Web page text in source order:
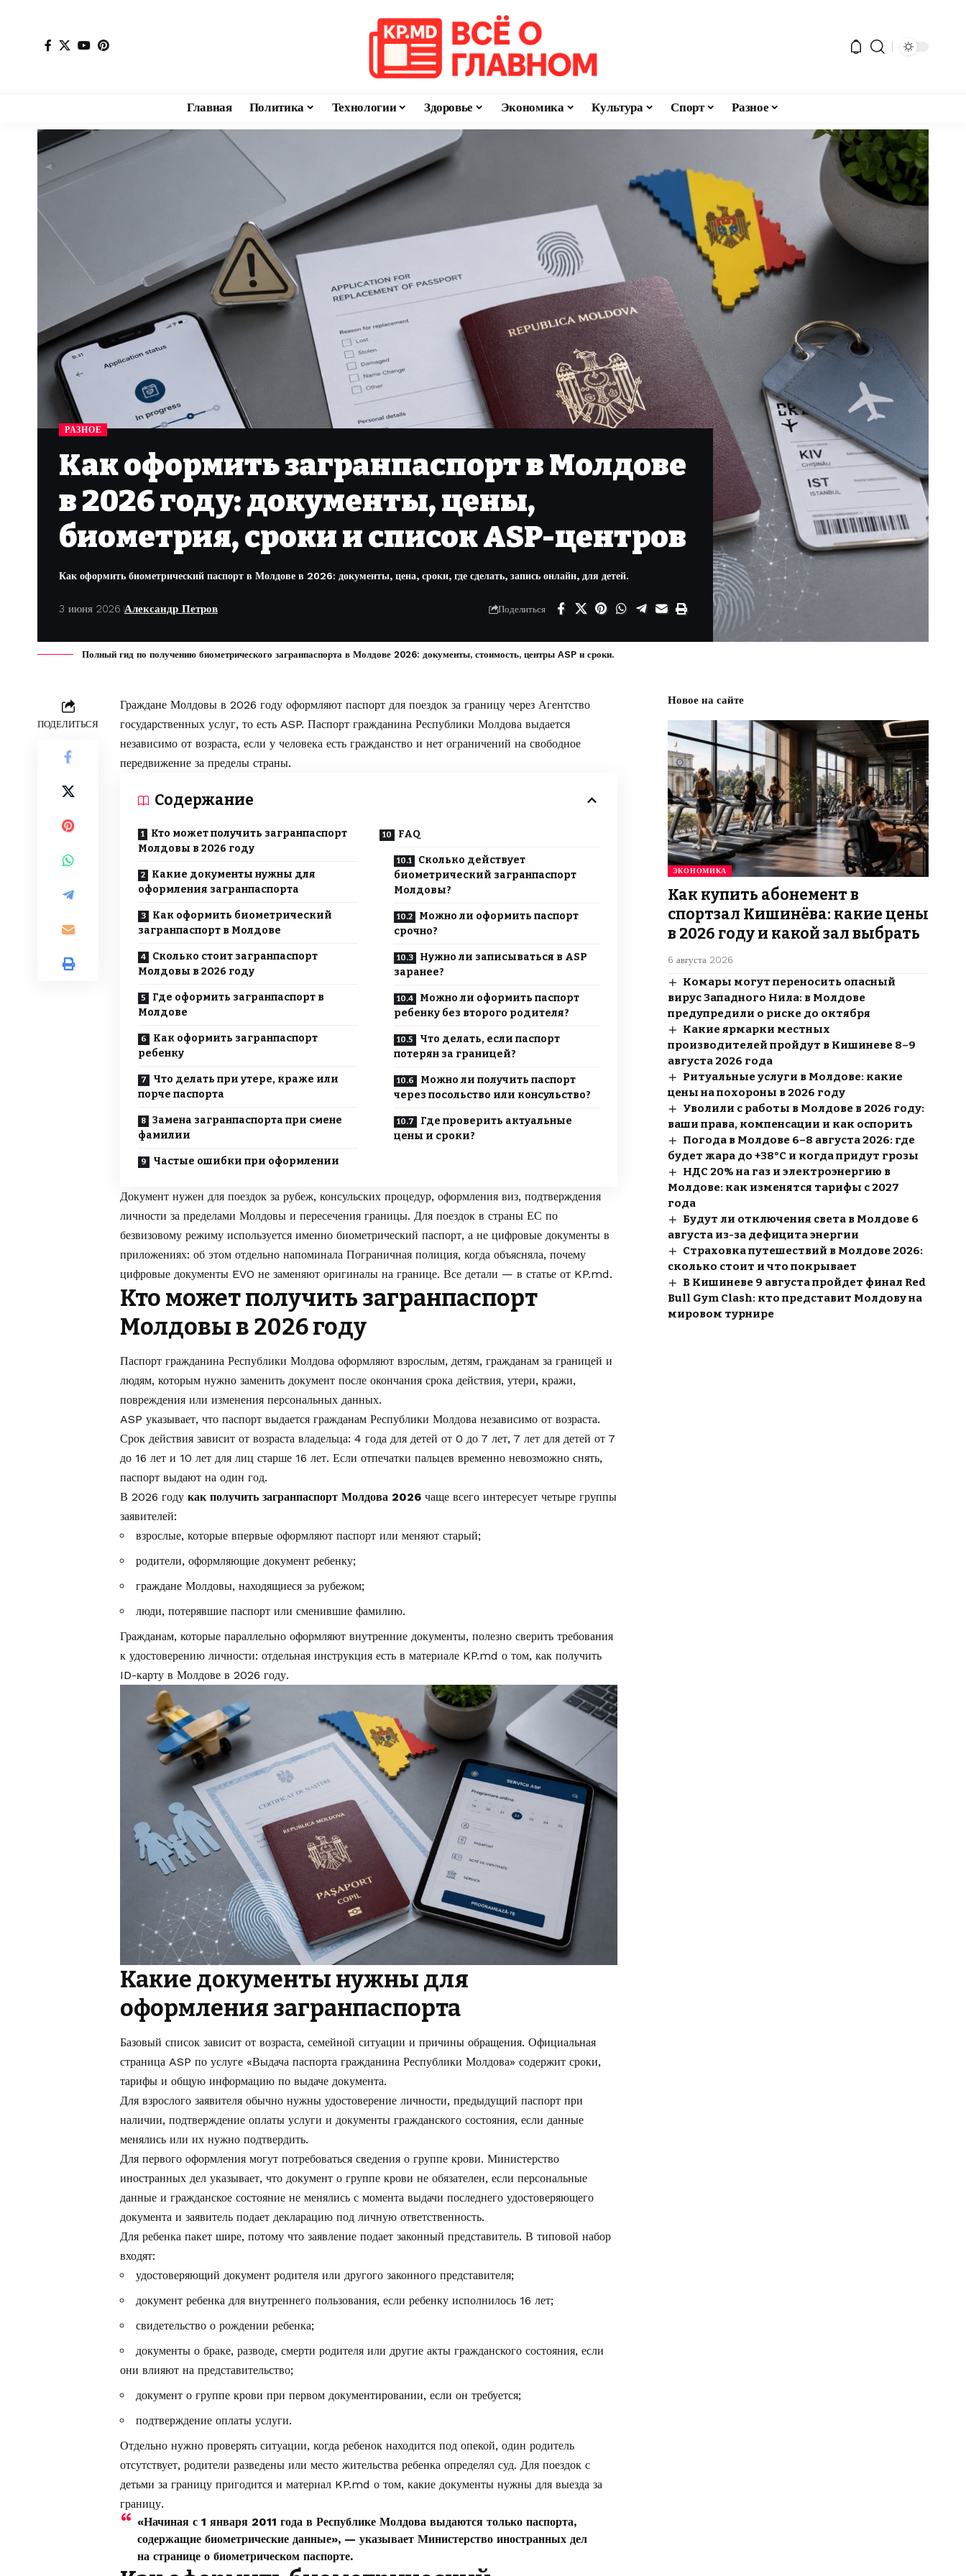
Главная Политика Технологии Здоровье Экономика Культура Спорт Разное
РАЗНОЕ
Как оформить загранпаспорт в Молдове
в 2026 году: документы, цены,
биометрия, сроки и список ASP-центров
Как оформить биометрический паспорт в Молдове в 2026: документы, цена, сроки, где сделать, запись онлайн, для детей.
3 июня 2026 Александр Петров Поделиться
Полный гид по получению биометрического загранпаспорта в Молдове 2026: документы, стоимость, центры ASP и сроки.
ПОДЕЛИТЬСЯ
Граждане Молдовы в 2026 году оформляют паспорт для поездок за границу через Агентство
государственных услуг, то есть ASP. Паспорт гражданина Республики Молдова выдается
независимо от возраста, если у человека есть гражданство и нет ограничений на свободное
передвижение за пределы страны.
Содержание
Кто может получить загранпаспорт
Молдовы в 2026 году
Какие документы нужны для
оформления загранпаспорта
Как оформить биометрический
загранпаспорт в Молдове
Сколько стоит загранпаспорт
Молдовы в 2026 году
Где оформить загранпаспорт в
Молдове
Как оформить загранпаспорт
ребенку
Что делать при утере, краже или
порче паспорта
Замена загранпаспорта при смене
фамилии
Частые ошибки при оформлении
FAQ
Сколько действует
биометрический загранпаспорт
Молдовы?
Можно ли оформить паспорт
срочно?
Нужно ли записываться в ASP
заранее?
Можно ли оформить паспорт
ребенку без второго родителя?
Что делать, если паспорт
потерян за границей?
Можно ли получить паспорт
через посольство или консульство?
Где проверить актуальные
цены и сроки?
Документ нужен для поездок за рубеж, консульских процедур, оформления виз, подтверждения
личности за пределами Молдовы и пересечения границы. Для поездок в страны ЕС по
безвизовому режиму используется именно биометрический паспорт, а не цифровые документы в
приложениях: об этом отдельно напоминала Пограничная полиция, когда объясняла, почему
цифровые документы EVO не заменяют оригиналы на границе. Все детали — в статье от KP.md.
Кто может получить загранпаспорт
Молдовы в 2026 году
Паспорт гражданина Республики Молдова оформляют взрослым, детям, гражданам за границей и
людям, которым нужно заменить документ после окончания срока действия, утери, кражи,
повреждения или изменения персональных данных.
ASP указывает, что паспорт выдается гражданам Республики Молдова независимо от возраста.
Срок действия зависит от возраста владельца: 4 года для детей от 0 до 7 лет, 7 лет для детей от 7
до 16 лет и 10 лет для лиц старше 16 лет. Если отпечатки пальцев временно невозможно снять,
паспорт выдают на один год.
В 2026 году как получить загранпаспорт Молдова 2026 чаще всего интересует четыре группы
заявителей:
взрослые, которые впервые оформляют паспорт или меняют старый;
родители, оформляющие документ ребенку;
граждане Молдовы, находящиеся за рубежом;
люди, потерявшие паспорт или сменившие фамилию.
Гражданам, которые параллельно оформляют внутренние документы, полезно сверить требования
к удостоверению личности: отдельная инструкция есть в материале KP.md о том, как получить
ID-карту в Молдове в 2026 году.
Какие документы нужны для
оформления загранпаспорта
Базовый список зависит от возраста, семейной ситуации и причины обращения. Официальная
страница ASP по услуге «Выдача паспорта гражданина Республики Молдова» содержит сроки,
тарифы и общую информацию по выдаче документа.
Для взрослого заявителя обычно нужны удостоверение личности, предыдущий паспорт при
наличии, подтверждение оплаты услуги и документы гражданского состояния, если данные
менялись или их нужно подтвердить.
Для первого оформления могут потребоваться сведения о группе крови. Министерство
иностранных дел указывает, что документ о группе крови не обязателен, если персональные
данные и гражданское состояние не менялись с момента выдачи последнего удостоверяющего
документа и заявитель подает декларацию под личную ответственность.
Для ребенка пакет шире, потому что заявление подает законный представитель. В типовой набор
входят:
удостоверяющий документ родителя или другого законного представителя;
документ ребенка для внутреннего пользования, если ребенку исполнилось 16 лет;
свидетельство о рождении ребенка;
документы о браке, разводе, смерти родителя или другие акты гражданского состояния, если
они влияют на представительство;
документ о группе крови при первом документировании, если он требуется;
подтверждение оплаты услуги.
Отдельно нужно проверять ситуации, когда ребенок находится под опекой, один родитель
отсутствует, родители разведены или место жительства ребенка определял суд. Для поездок с
детьми за границу пригодится и материал KP.md о том, какие документы нужны для выезда за
границу.
«Начиная с 1 января 2011 года в Республике Молдова выдаются только паспорта,
содержащие биометрические данные», — указывает Министерство иностранных дел
на странице о биометрическом паспорте.
Новое на сайте
ЭКОНОМИКА
Как купить абонемент в
спортзал Кишинёва: какие цены
в 2026 году и какой зал выбрать
6 августа 2026
Комары могут переносить опасный
вирус Западного Нила: в Молдове
предупредили о риске до октября
Какие ярмарки местных
производителей пройдут в Кишиневе 8–9
августа 2026 года
Ритуальные услуги в Молдове: какие
цены на похороны в 2026 году
Уволили с работы в Молдове в 2026 году:
ваши права, компенсации и как оспорить
Погода в Молдове 6–8 августа 2026: где
будет жара до +38°C и когда придут грозы
НДС 20% на газ и электроэнергию в
Молдове: как изменятся тарифы с 2027
года
Будут ли отключения света в Молдове 6
августа из-за дефицита энергии
Страховка путешествий в Молдове 2026:
сколько стоит и что покрывает
В Кишиневе 9 августа пройдет финал Red
Bull Gym Clash: кто представит Молдову на
мировом турнире